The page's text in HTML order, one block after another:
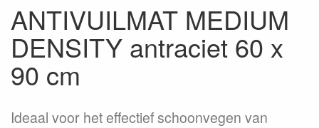
ANTIVUILMAT MEDIUM
DENSITY antraciet 60 x
90 cm
Ideaal voor het effectief schoonvegen van